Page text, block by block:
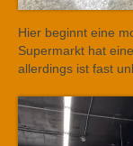
Hier beginnt eine
Supermarkt hat
allerdings ist fast